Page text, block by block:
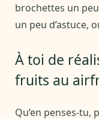
brochettes un
un peu d’astuce,
À toi de
fruits au
Qu’en penses-tu,